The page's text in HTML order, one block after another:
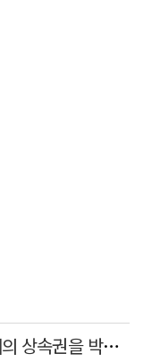
[생활 속 법률톡] 패륜행위를 한 형제의 상속권을 박탈시킬 수 있을까요